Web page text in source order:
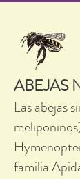
ABEJAS
Las abejas
familia